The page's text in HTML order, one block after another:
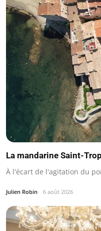
La mandarine Saint-
À l'écart de l'agitation du
Julien Robin 6 août 2026